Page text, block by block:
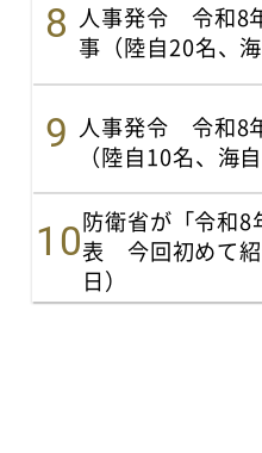
人事発令 令和8
事（陸自20名、
人事発令 令和8
（陸自10名、海
防衛省が「令和8
表 今回初めて
日）